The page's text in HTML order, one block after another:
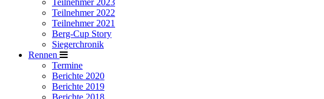
Teilnehmer 2023
Teilnehmer 2022
Teilnehmer 2021
Berg-Cup Story
Siegerchronik
Rennen
Termine
Berichte 2020
Berichte 2019
Berichte 2018